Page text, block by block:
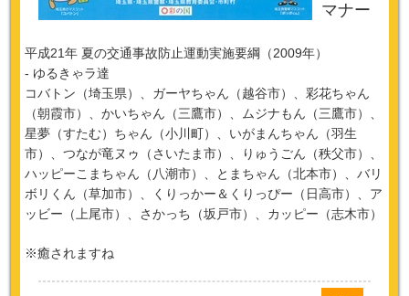
マナー
平成21年 夏の交通事故防止運動実施要綱（2009年）
- ゆるきゃラ達
コバトン（埼玉県）、ガーヤちゃん（越谷市）、彩花ちゃん
（朝霞市）、かいちゃん（三鷹市）、ムジナもん（三鷹市）、
星夢（すたむ）ちゃん（小川町）、いがまんちゃん（羽生
市）、つなが竜ヌゥ（さいたま市）、りゅうごん（秩父市）、
ハッピーこまちゃん（八潮市）、とまちゃん（北本市）、バリ
ボリくん（草加市）、くりっかー＆くりっぴー（日高市）、ア
ッビー（上尾市）、さかっち（坂戸市）、カッピー（志木市）
※癒されますね